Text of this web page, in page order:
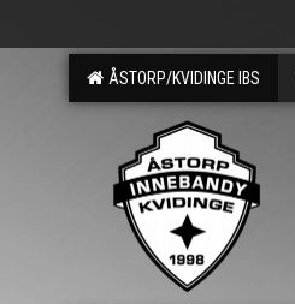
ÅSTORP/KVIDINGE IBS